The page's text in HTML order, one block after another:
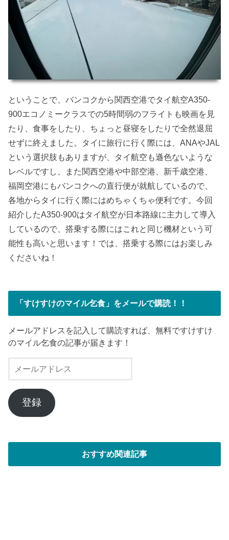
ということで、バンコクから関西空港でタイ航空A350-
900エコノミークラスでの5時間弱のフライトも映画を見
たり、食事をしたり、ちょっと昼寝をしたりで全然退屈
せずに終えました。タイに旅行に行く際には、ANAやJAL
という選択肢もありますが、タイ航空も遜色ないような
レベルですし、また関西空港や中部空港、新千歳空港、
福岡空港にもバンコクへの直行便が就航しているので、
各地からタイに行く際にはめちゃくちゃ便利です。今回
紹介したA350-900はタイ航空が日本路線に主力して導入
しているので、搭乗する際にはこれと同じ機材という可
能性も高いと思います！では、搭乗する際にはお楽しみ
くださいね！
「すけすけのマイル乞食」をメールで購読！！
メールアドレスを記入して購読すれば、無料ですけすけ
のマイル乞食の記事が届きます！
ー
ア
ド
登録
おすすめ関連記事